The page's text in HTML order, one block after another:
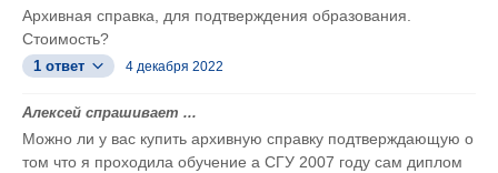
Архивная справка, для подтверждения образования.
Стоимость?
1 ответ 4 декабря 2022
Алексей спрашивает ...
Можно ли у вас купить архивную справку подтверждающую о
том что я проходила обучение а СГУ 2007 году сам диплом